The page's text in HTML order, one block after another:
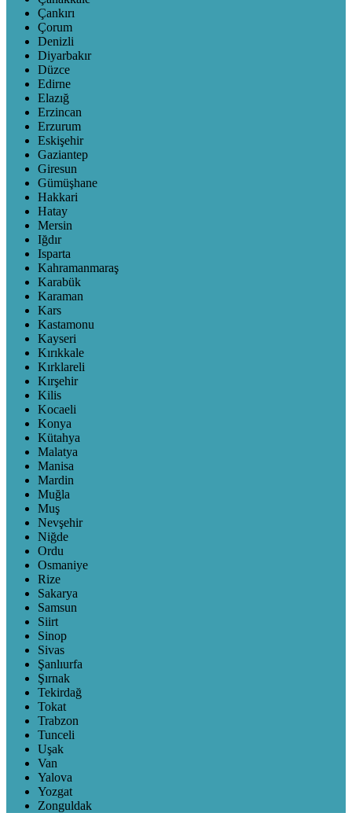
Çankırı
Çorum
Denizli
Diyarbakır
Düzce
Edirne
Elazığ
Erzincan
Erzurum
Eskişehir
Gaziantep
Giresun
Gümüşhane
Hakkari
Hatay
Mersin
Iğdır
Isparta
Kahramanmaraş
Karabük
Karaman
Kars
Kastamonu
Kayseri
Kırıkkale
Kırklareli
Kırşehir
Kilis
Kocaeli
Konya
Kütahya
Malatya
Manisa
Mardin
Muğla
Muş
Nevşehir
Niğde
Ordu
Osmaniye
Rize
Sakarya
Samsun
Siirt
Sinop
Sivas
Şanlıurfa
Şırnak
Tekirdağ
Tokat
Trabzon
Tunceli
Uşak
Van
Yalova
Yozgat
Zonguldak